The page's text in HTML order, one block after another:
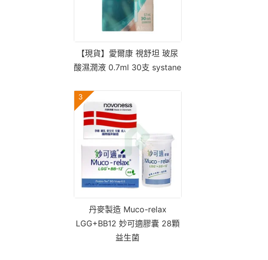
【現貨】愛爾康 視舒坦 玻尿
酸濕潤液 0.7ml 30支 systane
3
丹麥製造 Muco-relax
LGG+BB12 妙可適膠囊 28顆
益生菌